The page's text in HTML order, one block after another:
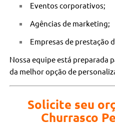
Eventos corporativos;
Agências de marketing;
Empresas de prestação
Nossa equipe está preparada
da melhor opção de
Solicite seu
Churrasco